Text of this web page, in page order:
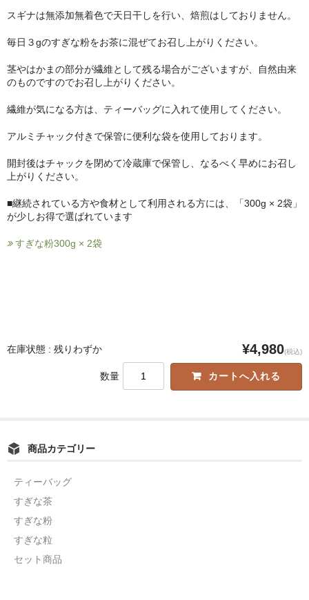
スギナは無添加無着色で天日干しを行い、焙煎はしておりません。
毎日３gのすぎな粉をお茶に混ぜてお召し上がりください。
茎やはかまの部分が繊維として残る場合がございますが、自然由来
のものですのでお召し上がりください。
繊維が気になる方は、ティーバッグに入れて使用してください。
アルミチャック付きで保管に便利な袋を使用しております。
開封後はチャックを閉めて冷蔵庫で保管し、なるべく早めにお召し
上がりください。
■継続されている方や食材として利用される方には、「300g × 2袋」
が少しお得で選ばれています
すぎな粉300g × 2袋
在庫状態 : 残りわずか ¥4,980(税込)
数量
商品カテゴリー
すぎな粉
すぎな粒
すぎな茶
セット商品
ティーバッグ